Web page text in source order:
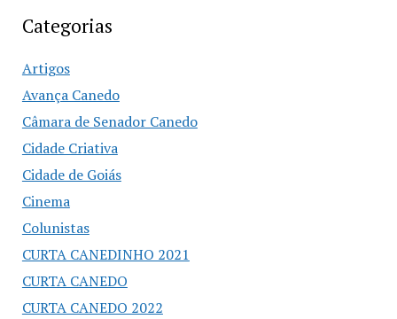
Categorias
Artigos
Avança Canedo
Câmara de Senador Canedo
Cidade Criativa
Cidade de Goiás
Cinema
Colunistas
CURTA CANEDINHO 2021
CURTA CANEDO
CURTA CANEDO 2022